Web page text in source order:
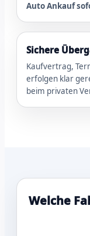
Auto Ankauf
Sichere
Kaufvertrag,
erfolgen klar
beim privaten
Welche